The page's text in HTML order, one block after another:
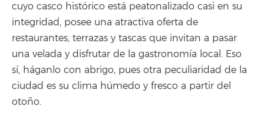
cuyo casco histórico está peatonalizado casi en su
integridad, posee una atractiva oferta de
restaurantes, terrazas y tascas que invitan a pasar
una velada y disfrutar de la gastronomía local. Eso
sí, háganlo con abrigo, pues otra peculiaridad de la
ciudad es su clima húmedo y fresco a partir del
otoño.